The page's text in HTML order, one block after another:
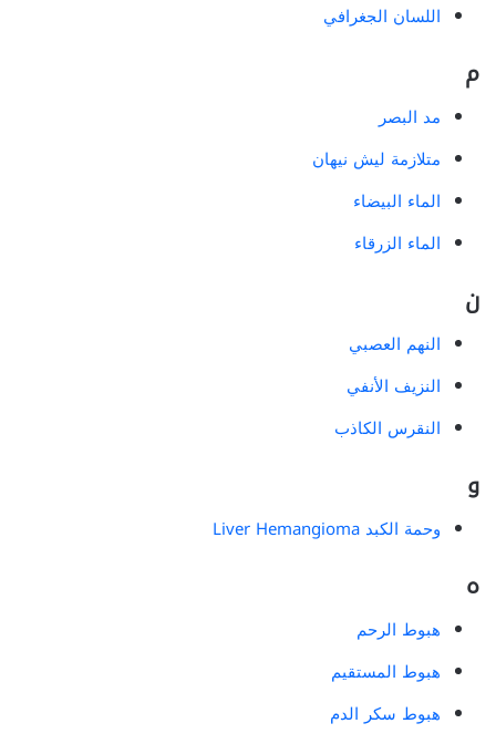
اللسان الجغرافي
م
مد البصر
متلازمة ليش نيهان
الماء البيضاء
الماء الزرقاء
ن
النهم العصبي
النزيف الأنفي
النقرس الكاذب
و
وحمة الكبد Liver Hemangioma
ه
هبوط الرحم
هبوط المستقيم
هبوط سكر الدم